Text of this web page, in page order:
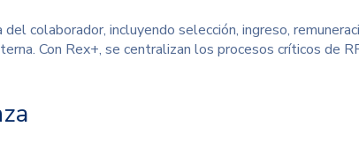
colaborador, incluyendo selección, ingreso,
Con Rex+, se centralizan los procesos críticos de